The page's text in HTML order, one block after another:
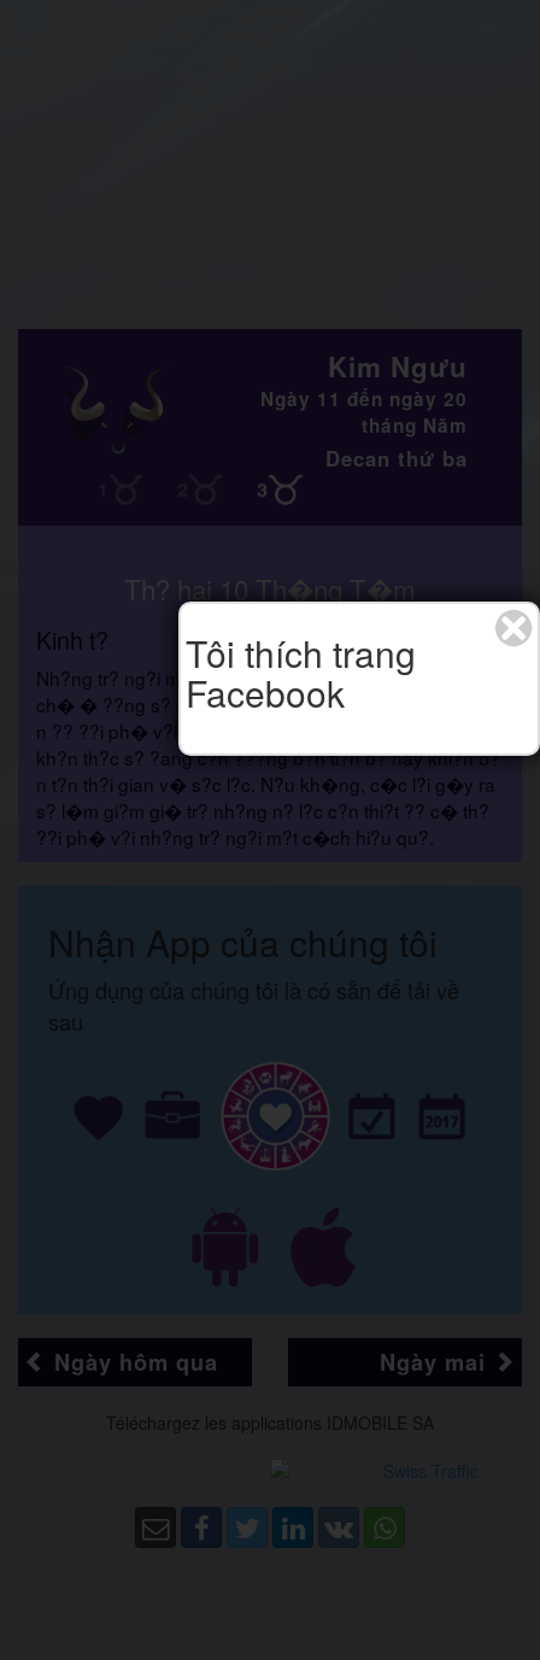
Kim Ngưu
Ngày 11 đến ngày 20
tháng Năm
Decan thứ ba
Th? hai 10 Th�ng T�m
Kinh t?
Nh?ng tr? ng?i m� b?n c?n v??t qua ch?ng ch?t. H�y
ch� � ??ng s? d?ng qu� m?c c�c ngu?n l?c c?a b?
n ?? ??i ph� v?i ch�ng. H�y ngh? v? nh?ng kh�
kh?n th?c s? ?ang c?n ???ng b?n ti?n b? hay khi?n b?
n t?n th?i gian v� s?c l?c. N?u kh�ng, c�c l?i g�y ra
s? l�m gi?m gi� tr? nh?ng n? l?c c?n thi?t ?? c� th?
??i ph� v?i nh?ng tr? ng?i m?t c�ch hi?u qu?.
Nhận App của chúng tôi
Ứng dụng của chúng tôi là có sẵn để tải về
sau
Ngày hôm qua Ngày mai
Téléchargez les applications IDMOBILE SA
Tôi thích trang
Facebook